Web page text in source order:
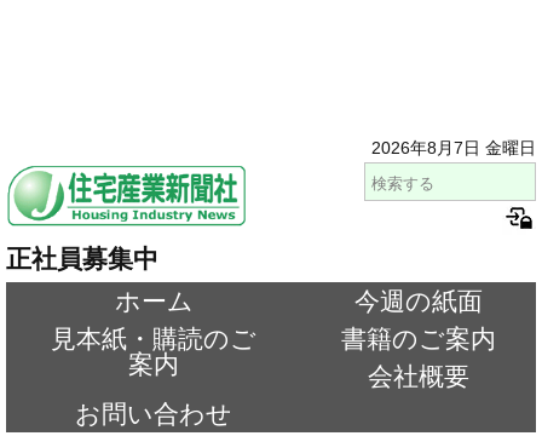
2026年8月7日 金曜日
正社員募集中
ホーム
今週の紙面
見本紙・購読のご
案内
書籍のご案内
会社概要
お問い合わせ